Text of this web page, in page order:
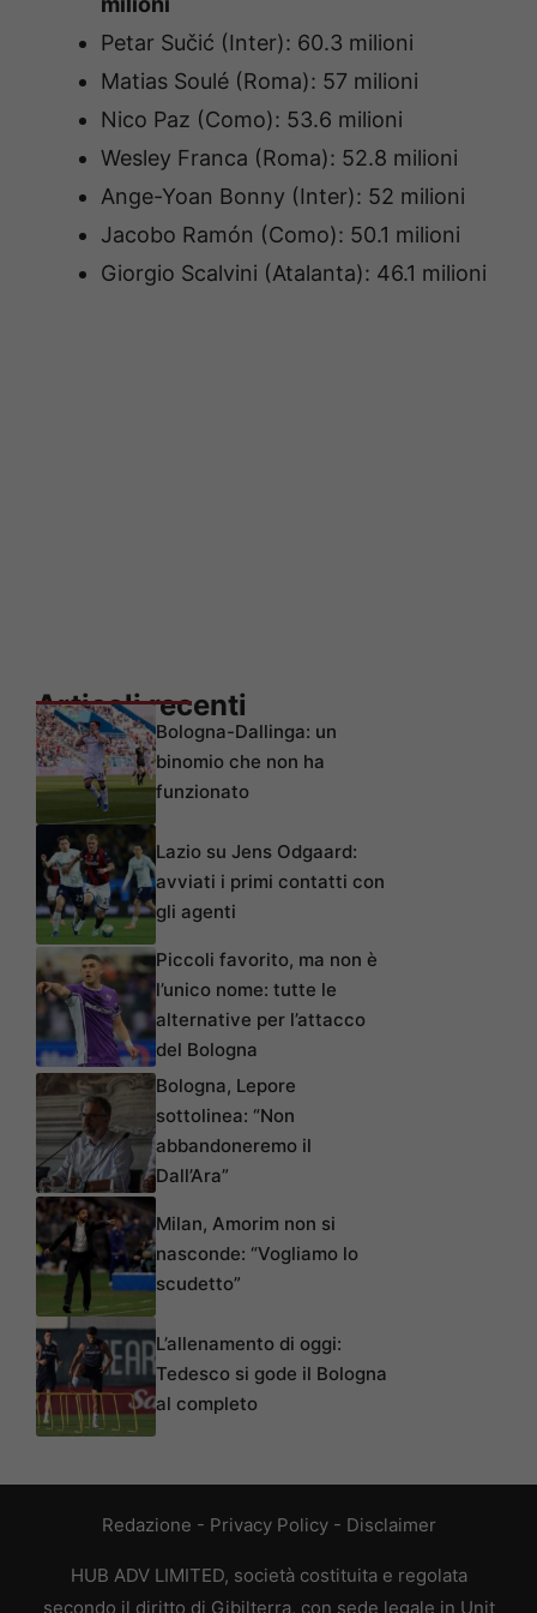
Petar Sučić (Inter): 60.3 milioni
Matias Soulé (Roma): 57 milioni
Nico Paz (Como): 53.6 milioni
Wesley Franca (Roma): 52.8 milioni
Ange-Yoan Bonny (Inter): 52 milioni
Jacobo Ramón (Como): 50.1 milioni
Giorgio Scalvini (Atalanta): 46.1 milioni
Articoli recenti
Bologna-Dallinga: un
binomio che non ha
funzionato
Lazio su Jens Odgaard:
avviati i primi contatti con
gli agenti
Piccoli favorito, ma non è
l’unico nome: tutte le
alternative per l’attacco
del Bologna
Bologna, Lepore
sottolinea: “Non
abbandoneremo il
Dall’Ara”
Milan, Amorim non si
nasconde: “Vogliamo lo
scudetto”
L’allenamento di oggi:
Tedesco si gode il Bologna
al completo
Redazione - Privacy Policy- Disclaimer
HUB ADV LIMITED, società costituita e regolata
secondo il diritto di Gibilterra, con sede legale in Unit